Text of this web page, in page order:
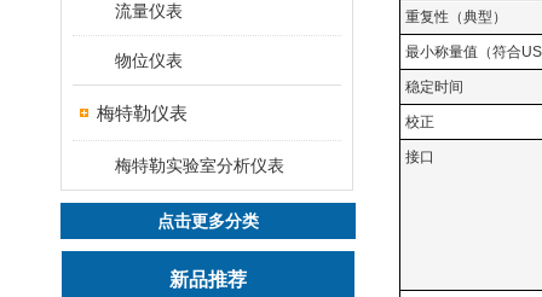
流量仪表
物位仪表
梅特勒仪表
梅特勒实验室分析仪表
点击更多分类
新品推荐
重复性（典型）
最小称量值（符合
稳定时间
校正
接口